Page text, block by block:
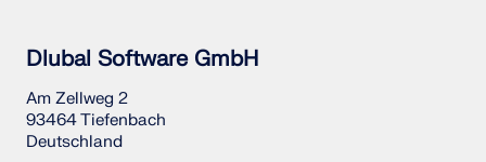
Dlubal Software GmbH
Am Zellweg 2
93464 Tiefenbach
Deutschland